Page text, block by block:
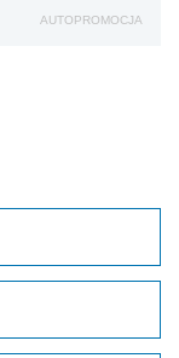
AUTOPROMOCJA